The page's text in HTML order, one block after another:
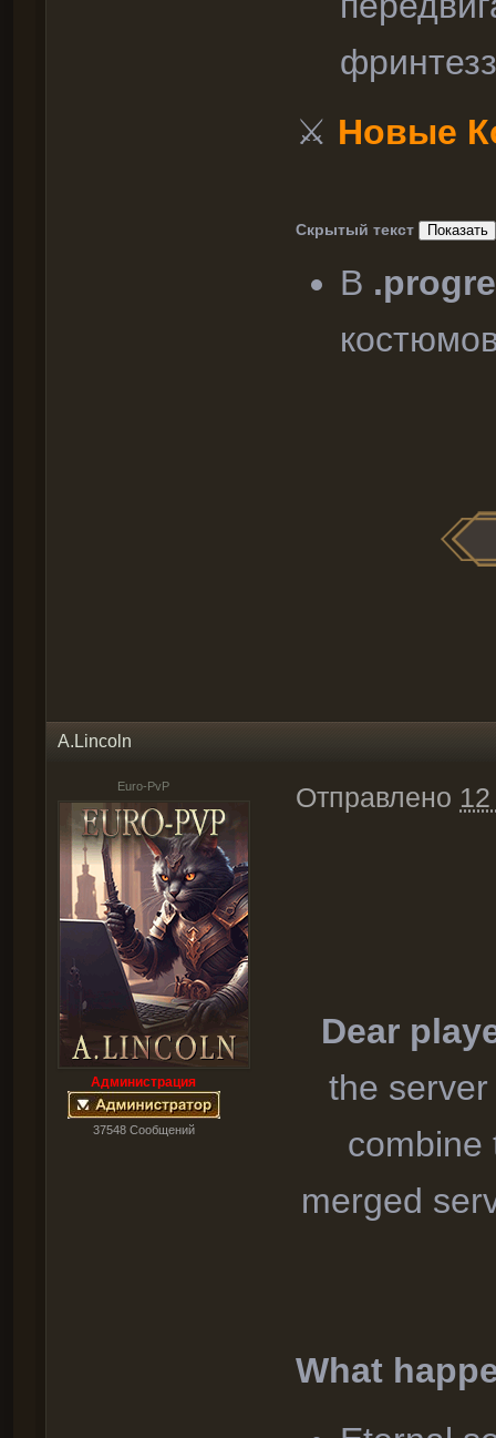
⚔ Новые
Скрытый текст
В
A.Lincoln
Euro-PvP
Администрация
37548 Cообщений
Отправлено
Dear
the
combine
merged
What